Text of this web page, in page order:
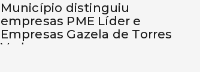
Município distinguiu
empresas PME Líder e
Empresas Gazela de Torres
Vedras